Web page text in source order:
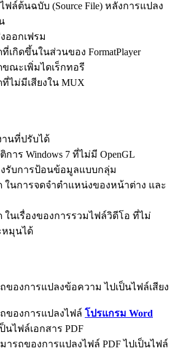
ล์ต้นฉบับ (Source File) หลังการแปลง
ออกเฟรม
เกิดขึ้นในส่วนของ FormatPlayer
ณะเพิ่มไดเร็กทอรี
ไม่มีเสียงใน MUX
านที่ปรับได้
าร Windows 7 ที่ไม่มี OpenGL
งรับการป้อนข้อมูลแบบกลุ่ม
ในการจดจำตำแหน่งของหน้าต่าง และ
นเรื่องของการรวมไฟล์วิดีโอ ที่ไม่
หมุนได้
ของการแปลงข้อความ ไปเป็นไฟล์เสียง
ของการแปลงไฟล์ โปรแกรม Word
นไฟล์เอกสาร PDF
ารถของการแปลงไฟล์ PDF ไปเป็นไฟล์